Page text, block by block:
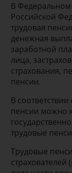
В Федеральном
Российской
трудовая
денежная
заработной
лица,
страхования,
пенсии.
В
пенсии можно
трудовые
Трудовые
страхователей